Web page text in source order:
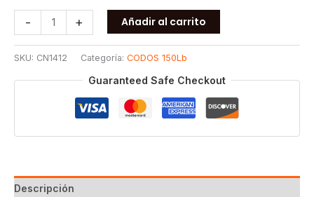
-
NIPLE
ROSCADO
150#
T304
+ Añadir al carrito
SKU: CN1412 Categoría: CODOS 150Lb
Guaranteed Safe Checkout
Descripción